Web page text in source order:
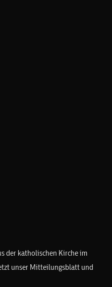
der katholischen Kirche im
unser Mitteilungsblatt und